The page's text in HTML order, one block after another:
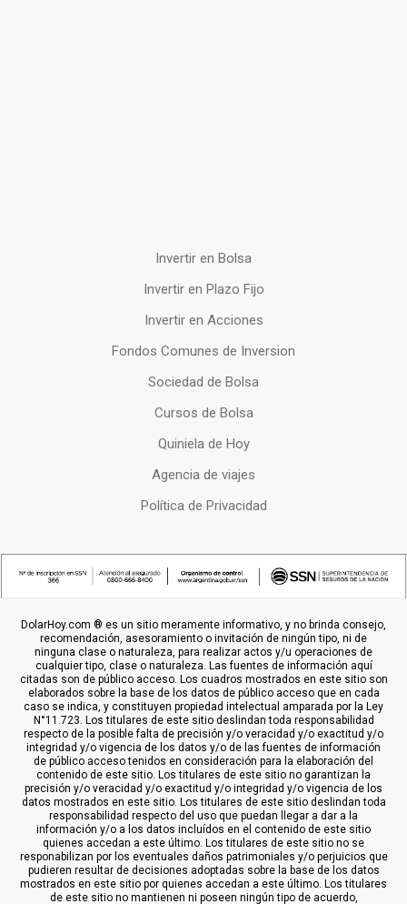
Invertir en Bolsa
Invertir en Plazo Fijo
Invertir en Acciones
Fondos Comunes de Inversion
Sociedad de Bolsa
Cursos de Bolsa
Quiniela de Hoy
Agencia de viajes
Política de Privacidad
DolarHoy.com ® es un sitio meramente informativo, y no brinda consejo,
recomendación, asesoramiento o invitación de ningún tipo, ni de
ninguna clase o naturaleza, para realizar actos y/u operaciones de
cualquier tipo, clase o naturaleza. Las fuentes de información aquí
citadas son de público acceso. Los cuadros mostrados en este sitio son
elaborados sobre la base de los datos de público acceso que en cada
caso se indica, y constituyen propiedad intelectual amparada por la Ley
N°11.723. Los titulares de este sitio deslindan toda responsabilidad
respecto de la posible falta de precisión y/o veracidad y/o exactitud y/o
integridad y/o vigencia de los datos y/o de las fuentes de información
de público acceso tenidos en consideración para la elaboración del
contenido de este sitio. Los titulares de este sitio no garantizan la
precisión y/o veracidad y/o exactitud y/o integridad y/o vigencia de los
datos mostrados en este sitio. Los titulares de este sitio deslindan toda
responsabilidad respecto del uso que puedan llegar a dar a la
información y/o a los datos incluídos en el contenido de este sitio
quienes accedan a este último. Los titulares de este sitio no se
responabilizan por los eventuales daños patrimoniales y/o perjuicios que
pudieren resultar de decisiones adoptadas sobre la base de los datos
mostrados en este sitio por quienes accedan a este último. Los titulares
de este sitio no mantienen ni poseen ningún tipo de acuerdo,